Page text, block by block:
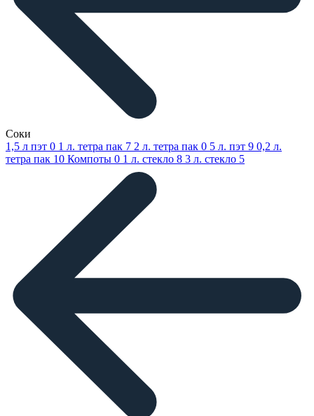
Соки
1,5 л пэт 0 1 л. тетра пак 7 2 л. тетра пак 0 5 л. пэт 9 0,2 л.
тетра пак 10 Компоты 0 1 л. стекло 8 3 л. стекло 5